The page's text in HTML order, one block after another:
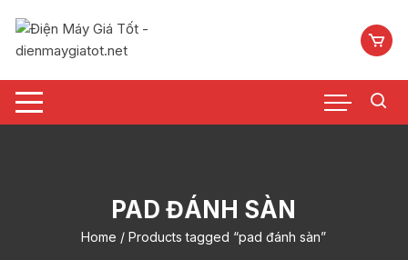
nội
PAD ĐÁNH SÀN
Home / Products tagged “pad đánh sàn”